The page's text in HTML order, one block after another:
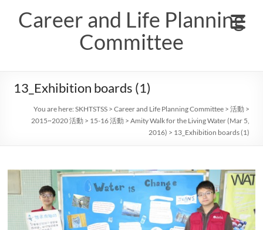
contentCareer and Life Planning
Committee
13_Exhibition boards (1)
You are here:SKHTSTSS >Career and Life Planning Committee >活動 >
2015~2020 活動 > 15-16 活動 >Amity Walk for the Living Water (Mar 5,
2016) > 13_Exhibition boards (1)